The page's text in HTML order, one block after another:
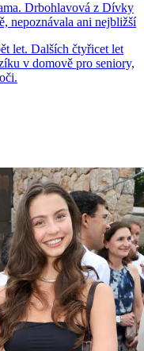
Drbohlavová z Dívky
nepoznávala ani nejbližší
let. Dalších čtyřicet let
v domově pro seniory,